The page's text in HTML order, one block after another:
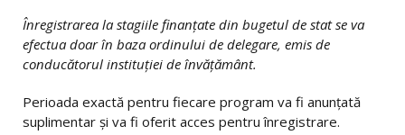
Înregistrarea la stagiile finanțate din bugetul de stat se va
efectua doar în baza ordinului de delegare, emis de
conducătorul instituției de învățământ.
Perioada exactă pentru fiecare program va fi anunțată
suplimentar și va fi oferit acces pentru înregistrare.